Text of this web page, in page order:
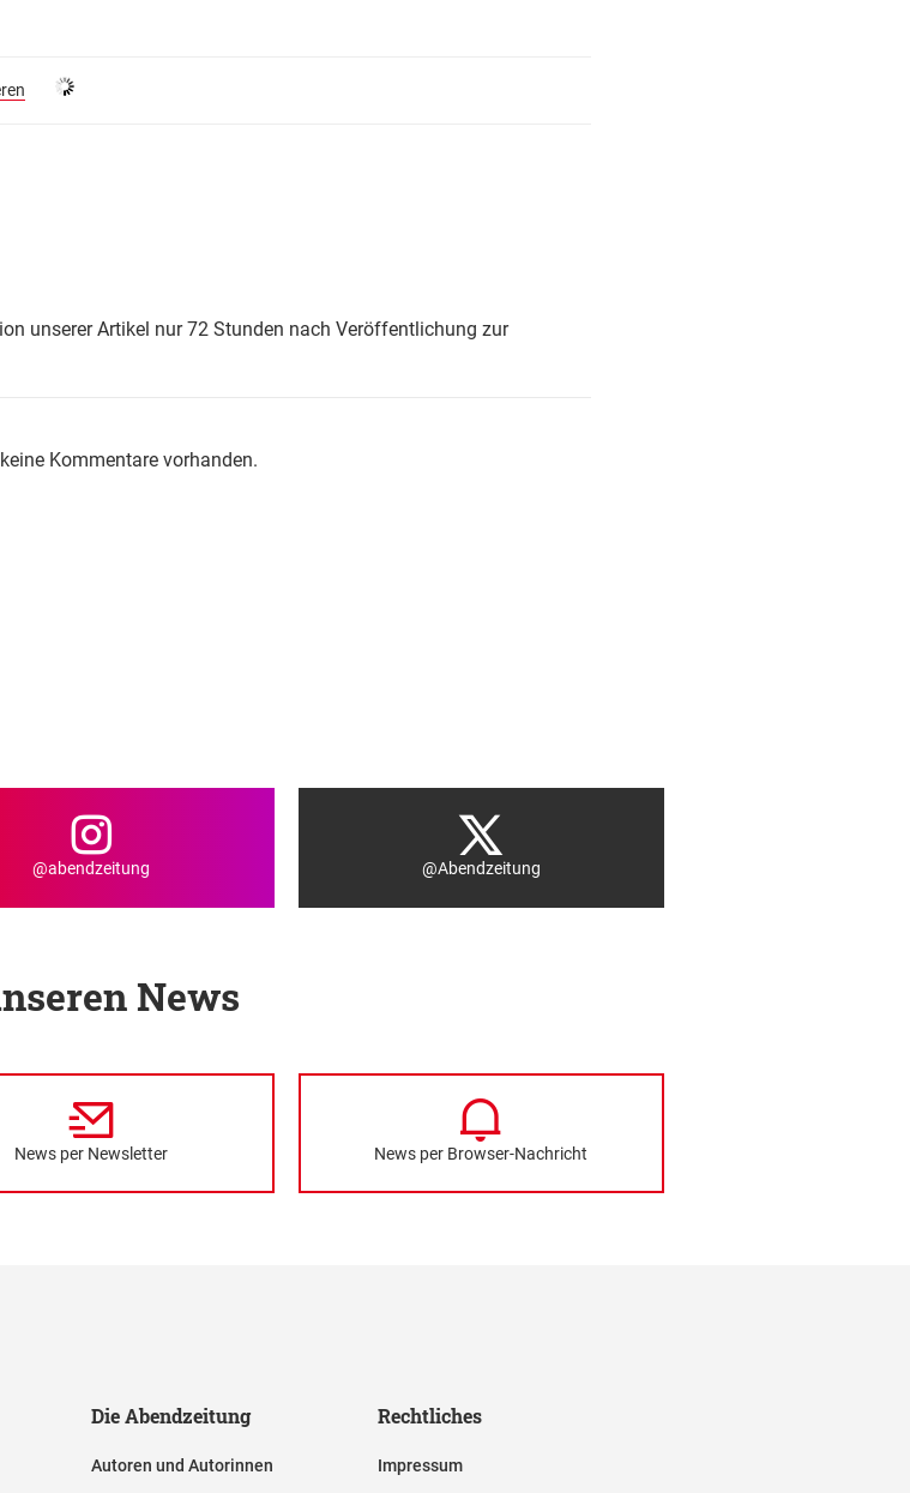
unserer Artikel nur 72 Stunden nach Veröffentlichung zur
Kommentare vorhanden.
@abendzeitung @Abendzeitung
News
News per Newsletter News per Browser-Nachricht
Die Abendzeitung
Autoren und Autorinnen
Rechtliches
Impressum